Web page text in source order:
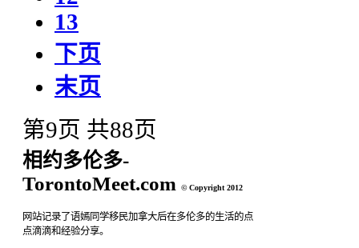
13
下页
末页
第9页 共88页
相约多伦多-
TorontoMeet.com
© Copyright 2012
网站记录了语嫣同学移民加拿大后在多伦多的生活的点
点滴滴和经验分享。